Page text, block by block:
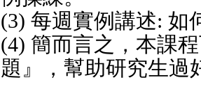
(3) 每週實例講述: 如
(4) 簡而言之，本課
題』，幫助研究生過